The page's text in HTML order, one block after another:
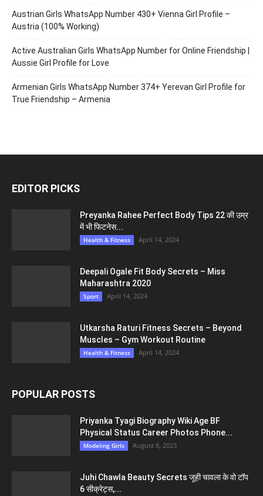
Austrian Girls WhatsApp Number 430+ Vienna Girl Profile –
Austria (100% Working)
Active Australian Girls WhatsApp Number for Online Friendship |
Aussie Girl Profile for Love
Armenian Girls WhatsApp Number 374+ Yerevan Girl Profile for
True Friendship – Armenia
EDITOR PICKS
Preyanka Rahee Perfect Body Tips 22 की उम्र
में भी फिटनेस...
Health & Fitness April 14, 2024
Deepali Ogale Fit Body Secrets – Miss
Maharashtra 2020
Sport April 14, 2024
Utkarsha Raturi Fitness Secrets – Beyond
Muscles – Gym Workout Routine
Health & Fitness April 14, 2024
POPULAR POSTS
Priyanka Tyagi Biography Wiki Age BF
Physical Status Career Photos Phone...
Modeling Girls August 8, 2023
Juhi Chawla Beauty Secrets जूही चावला के वो टॉप
6 सीक्रेट्स,...